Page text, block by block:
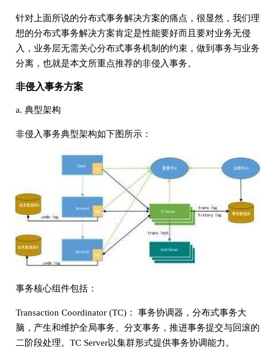
针对上面所说的分布式事务解决方案的痛点，很显然，我们理
想的分布式事务解决方案肯定是性能要好而且要对业务无侵
入，业务层无需关心分布式事务机制的约束，做到事务与业务
分离，也就是本文所重点推荐的非侵入事务。
非侵入事务方案
a. 典型架构
非侵入事务典型架构如下图所示：
事务核心组件包括：
Transaction Coordinator (TC)： 事务协调器，分布式事务大
脑，产生和维护全局事务、分支事务，推进事务提交与回滚的
二阶段处理。TC Server以集群形式提供事务协调能力。